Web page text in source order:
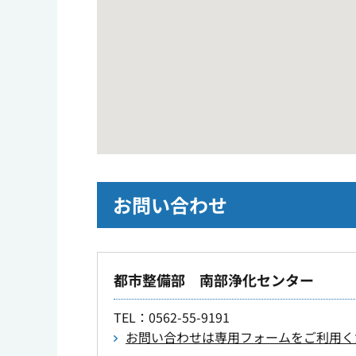
お問い合わせ
都市整備部 南部浄化センター
TEL ：0562-55-9191
お問い合わせは専用フォームをご利用